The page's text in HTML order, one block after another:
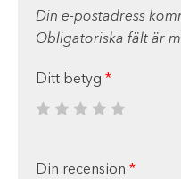
Din e-postadress
Obligatoriska fält är
Ditt betyg *
Din recension *